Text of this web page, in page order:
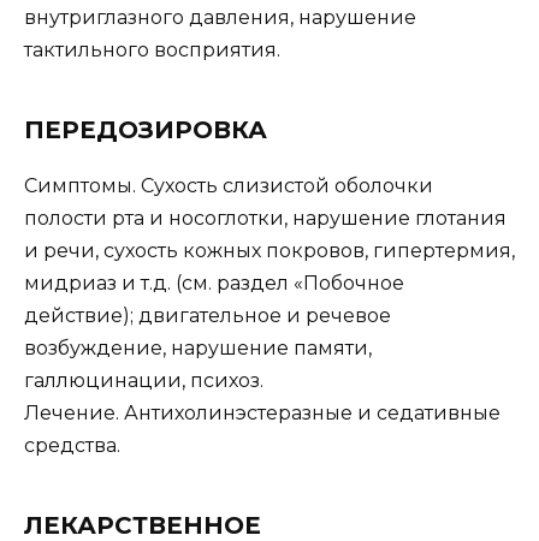
внутриглазного давления, нарушение
тактильного восприятия.
ПЕРЕДОЗИРОВКА
Симптомы. Сухость слизистой оболочки
полости рта и носоглотки, нарушение глотания
и речи, сухость кожных покровов, гипертермия,
мидриаз и т.д. (см. раздел «Побочное
действие); двигательное и речевое
возбуждение, нарушение памяти,
галлюцинации, психоз.
Лечение. Антихолинэстеразные и седативные
средства.
ЛЕКАРСТВЕННОЕ